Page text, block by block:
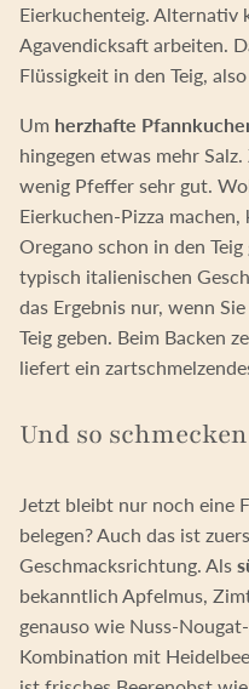
Eierkuchenteig. Alternativ
Agavendicksaft arbeiten.
Flüssigkeit in den Teig,
Um herzhafte
hingegen etwas mehr
wenig Pfeffer sehr gut.
Eierkuchen-Pizza
Oregano schon in den
typisch italienischen
das Ergebnis nur, wenn
Teig geben. Beim Backen
liefert ein
Und so
Jetzt bleibt nur noch eine
belegen? Auch das ist
Geschmacksrichtung. Als
bekanntlich Apfelmus,
genauso wie Nuss-
Kombination mit